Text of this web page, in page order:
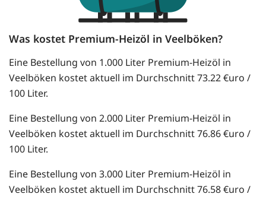
Was kostet Premium-Heizöl in Veelböken?
Eine Bestellung von 1.000 Liter Premium-Heizöl in
Veelböken kostet aktuell im Durchschnitt 73.22 €uro /
100 Liter.
Eine Bestellung von 2.000 Liter Premium-Heizöl in
Veelböken kostet aktuell im Durchschnitt 76.86 €uro /
100 Liter.
Eine Bestellung von 3.000 Liter Premium-Heizöl in
Veelböken kostet aktuell im Durchschnitt 76.58 €uro /